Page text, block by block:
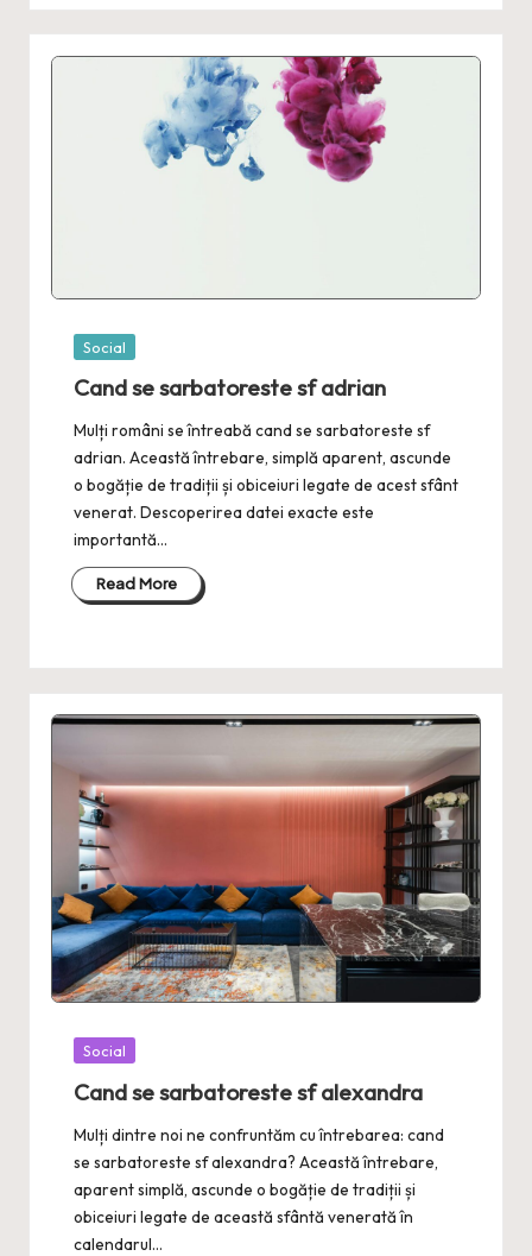
Posted
Social
Cand se sarbatoreste sf adrian
Mulți români se întreabă cand se sarbatoreste sf
adrian. Această întrebare, simplă aparent, ascunde
o bogăție de tradiții și obiceiuri legate de acest sfânt
venerat. Descoperirea datei exacte este
importantă…
Read More
Posted
Social
Cand se sarbatoreste sf alexandra
Mulți dintre noi ne confruntăm cu întrebarea: cand
se sarbatoreste sf alexandra? Această întrebare,
aparent simplă, ascunde o bogăție de tradiții și
obiceiuri legate de această sfântă venerată în
calendarul…